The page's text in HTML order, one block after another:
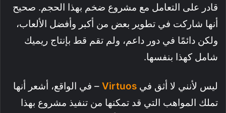
قادر على التعامل مع مشروع ضخم بهذا الحجم. صحيح
أنها شاركت في تطوير بعض من أكبر وأفضل الألعاب،
ولكن دائمًا في دور داعم، ولم تقم قط بإنتاج ريميك
شامل كهذا بنفسها.
ليس لأنني لا أثق في Virtuos – في الواقع، أشعر أنها
تملك المواهب التي قد تمكنها من تنفيذ مشروع بهذا